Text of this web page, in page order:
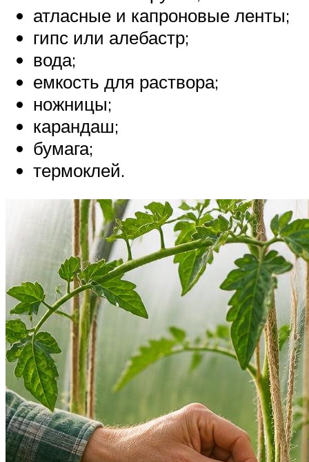
атласные и капроновые ленты;
гипс или алебастр;
вода;
емкость для раствора;
ножницы;
карандаш;
бумага;
термоклей.